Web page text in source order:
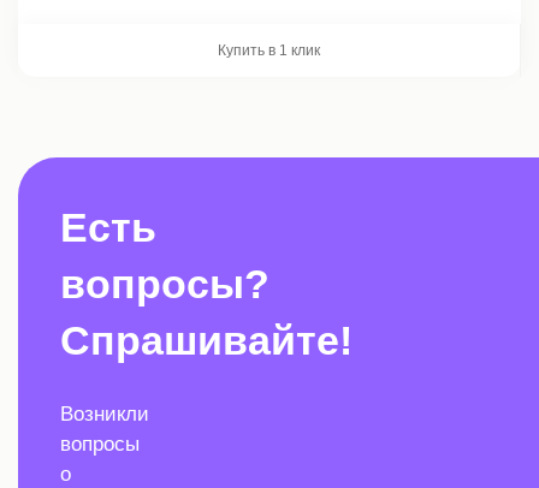
Купить в 1 клик
Есть
вопросы?
Спрашивайте!
Возникли
вопросы
о